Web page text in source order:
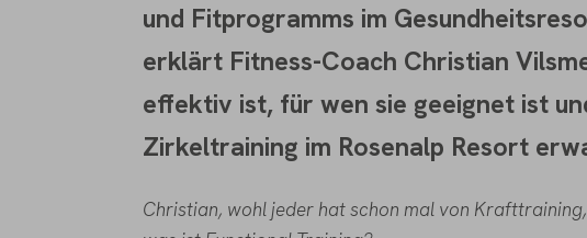
und Fitprogramms im
erklärt Fitness-Coach Christian
effektiv ist, für wen sie geeignet ist
Zirkeltraining im Rosenalp Resort
Christian, wohl jeder hat schon mal von